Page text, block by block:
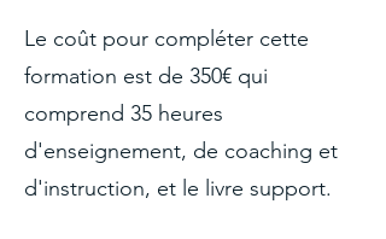
Le coût pour compléter cette
formation est de 350€ qui
comprend 35 heures
d'enseignement, de coaching et
d'instruction, et le livre support.